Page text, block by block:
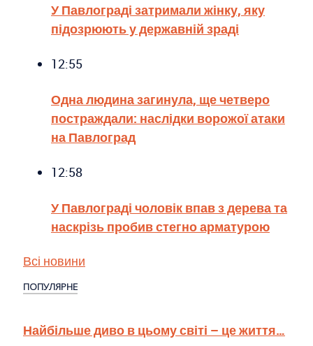
У Павлограді затримали жінку, яку
підозрюють у державній зраді
12:55
Одна людина загинула, ще четверо
постраждали: наслідки ворожої атаки
на Павлоград
12:58
У Павлограді чоловік впав з дерева та
наскрізь пробив стегно арматурою
Всі новини
ПОПУЛЯРНЕ
Найбільше диво в цьому світі – це життя…